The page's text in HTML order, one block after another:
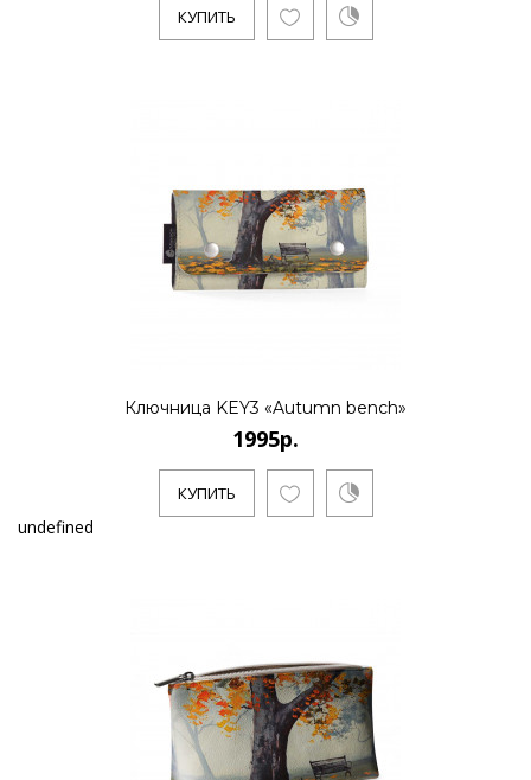
КУПИТЬ
Ключница KEY3 «Autumn bench»
1995р.
КУПИТЬ
undefined